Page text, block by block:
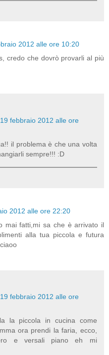
2012 alle ore 10:20
credo che dovrò provarli al più
19 febbraio 2012 alle ore
il problema è che una volta
sempre!!! :D
2012 alle ore 22:20
mai fatti,mi sa che è arrivato il
alla tua piccola e futura
19 febbraio 2012 alle ore
la piccola in cucina come
ora prendi la faria, ecco,
e versali piano eh mi